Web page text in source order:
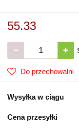
55.33
Do przechowalni
Wysyłka w ciągu
Cena przesyłki